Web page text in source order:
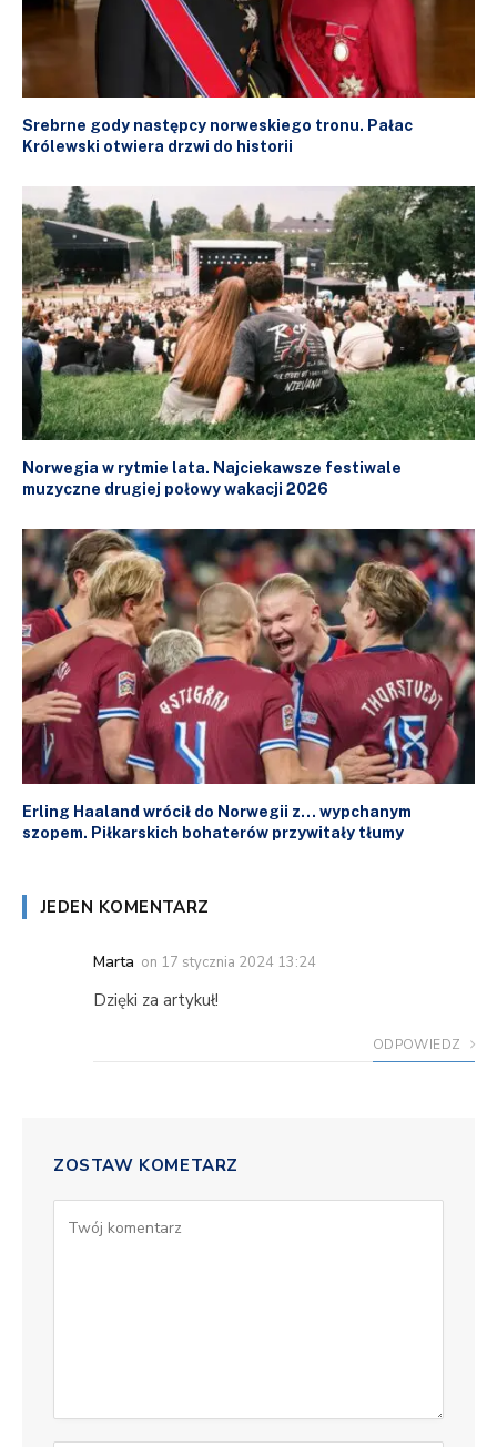
Srebrne gody następcy norweskiego tronu. Pałac
Królewski otwiera drzwi do historii
Norwegia w rytmie lata. Najciekawsze festiwale
muzyczne drugiej połowy wakacji 2026
Erling Haaland wrócił do Norwegii z… wypchanym
szopem. Piłkarskich bohaterów przywitały tłumy
JEDEN KOMENTARZ
Marta on 17 stycznia 2024 13:24
Dzięki za artykuł!
ODPOWIEDZ
ZOSTAW KOMETARZ